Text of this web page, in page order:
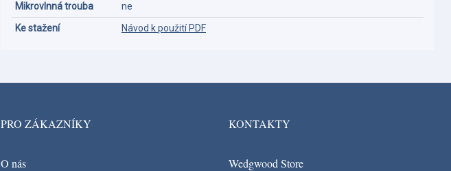
Mikrovlnná trouba
ne
Ke stažení
Návod k použití PDF
PRO ZÁKAZNÍKY
O nás
KONTAKTY
Wedgwood Store